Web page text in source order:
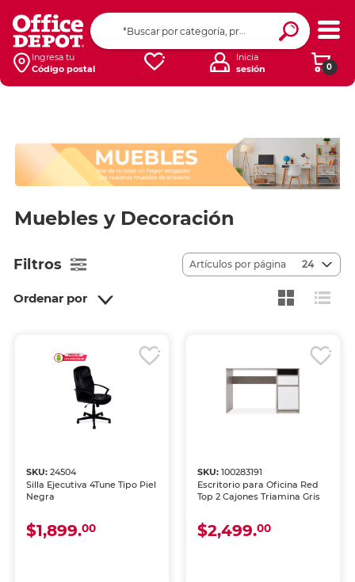
Ingresa tu
Código postal
0
Inicia
sesión
Muebles y Decoración
Filtros
Ordenar por
Artículos por página 24
SKU:24504
Silla Ejecutiva 4Tune Tipo Piel
Negra
$1,899.00
SKU: 100283191
Escritorio para Oficina Red
Top 2 Cajones Triamina Gris
$2,499.00